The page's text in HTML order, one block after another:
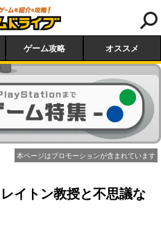
ゲーム攻略 オススメ
本ページはプロモーションが含まれています
イトン教授と不思議な